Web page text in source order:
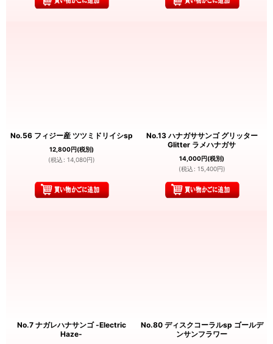
No.56 フィジー産 ツツミドリイシsp
12,800円(税別)
(税込 : 14,080円)
No.13 ハナガササンゴ グリッター
Glitter ラメハナガサ
14,000円(税別)
(税込 : 15,400円)
No.7 ナガレハナサンゴ -Electric
Haze-
No.80 ディスクコーラルsp ゴールデ
ンサンフラワー